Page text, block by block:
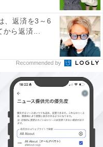
、返済を3～6
から返済...
Recommended by